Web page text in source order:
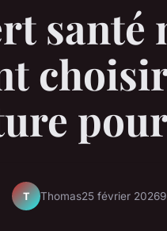
santé
T Thomas25 février 2026